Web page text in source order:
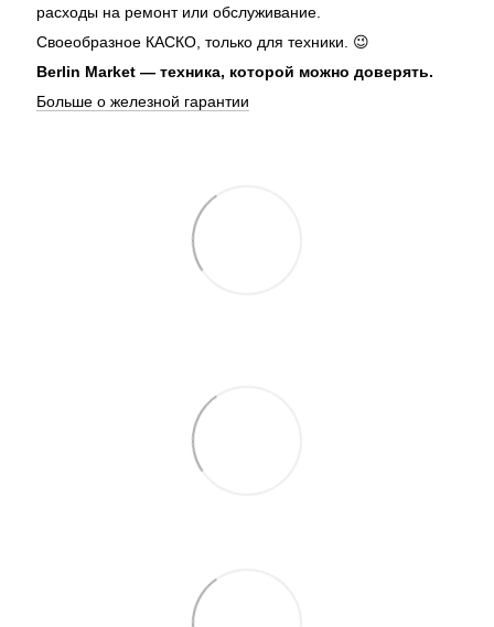
расходы на ремонт или обслуживание.
Своеобразное КАСКО, только для техники. 😉
Berlin Market — техника, которой можно доверять.
Больше о железной гарантии